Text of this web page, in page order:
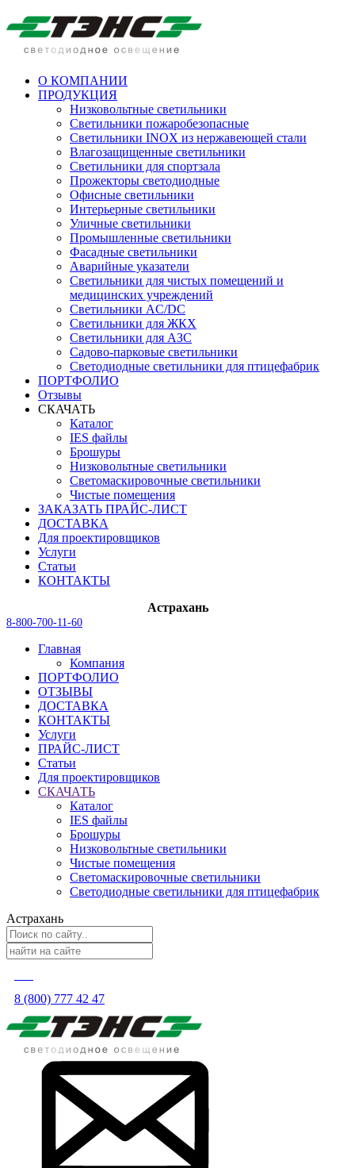
О КОМПАНИИ
ПРОДУКЦИЯ
Низковольтные светильники
Cветильники пожаробезопасные
Светильники INOX из нержавеющей стали
Влагозащищенные светильники
Светильники для спортзала
Прожекторы светодиодные
Офисные светильники
Интерьерные светильники
Уличные светильники
Промышленные светильники
Фасадные светильники
Аварийные указатели
Светильники для чистых помещений и
медицинских учреждений
Светильники AC/DC
Светильники для ЖКХ
Светильники для АЗС
Садово-парковые светильники
Светодиодные светильники для птицефабрик
ПОРТФОЛИО
Отзывы
СКАЧАТЬ
Каталог
IES файлы
Брошуры
Низковольтные светильники
Светомаскировочные светильники
Чистые помещения
ЗАКАЗАТЬ ПРАЙС-ЛИСТ
ДОСТАВКА
Для проектировщиков
Услуги
Статьи
КОНТАКТЫ
Астрахань
8-800-700-11-60
Главная
Компания
ПОРТФОЛИО
ОТЗЫВЫ
ДОСТАВКА
КОНТАКТЫ
Услуги
ПРАЙС-ЛИСТ
Статьи
Для проектировщиков
СКАЧАТЬ
Каталог
IES файлы
Брошуры
Низковольтные светильники
Чистые помещения
Светомаскировочные светильники
Светодиодные светильники для птицефабрик
Астрахань
8 (800) 777 42 47